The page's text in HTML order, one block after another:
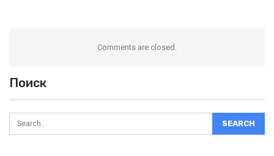
Comments are closed.
Поиск